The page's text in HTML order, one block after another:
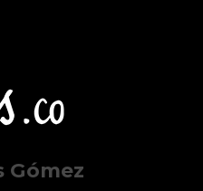
Gómez